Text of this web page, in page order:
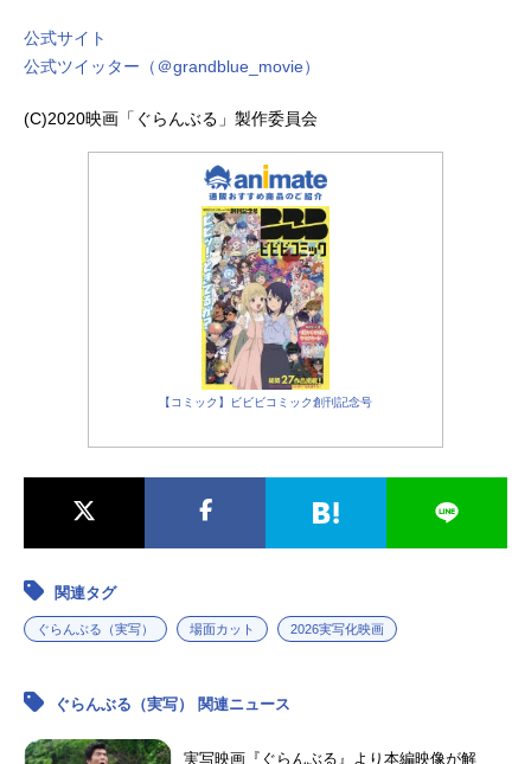
公式サイト
公式ツイッター（＠grandblue_movie）
(C)2020映画「ぐらんぶる」製作委員会
【コミック】ビビビコミック創刊記念号
関連タグ
ぐらんぶる（実写） 場面カット 2026実写化映画
ぐらんぶる（実写） 関連ニュース
実写映画『ぐらんぶる』より本編映像が解